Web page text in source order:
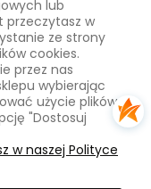
lub
w
ze strony
cookies.
przez nas
wybierając
użycie plików
"Dostosuj
w naszej Polityce